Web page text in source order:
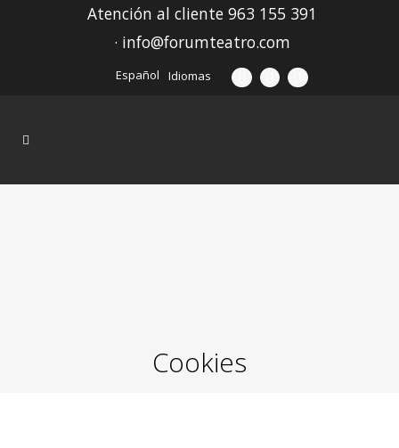
Atención al cliente 963 155 391
· info@forumteatro.com
Idiomas
Español
Cookies